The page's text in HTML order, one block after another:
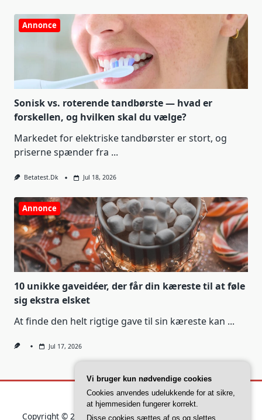
Annonce
Sonisk vs. roterende tandbørste — hvad er
forskellen, og hvilken skal du vælge?
Markedet for elektriske tandbørster er stort, og
priserne spænder fra ...
Betatest.dk Jul 18, 2026
Annonce
10 unikke gaveidéer, der får din kæreste til at føle
sig ekstra elsket
At finde den helt rigtige gave til sin kæreste kan ...
Jul 17, 2026
Copyright © 2026Yuki Blogger ThemeDesigned By
Vi bruger kun nødvendige cookies
Cookies anvendes udelukkende for at sikre,
at hjemmesiden fungerer korrekt.
Disse cookies sættes af os og slettes